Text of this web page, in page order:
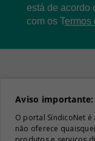
está de acordo
com os Termos
Aviso importante:
O portal SíndicoNet
não oferece